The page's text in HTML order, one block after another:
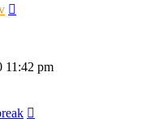
11:42 pm